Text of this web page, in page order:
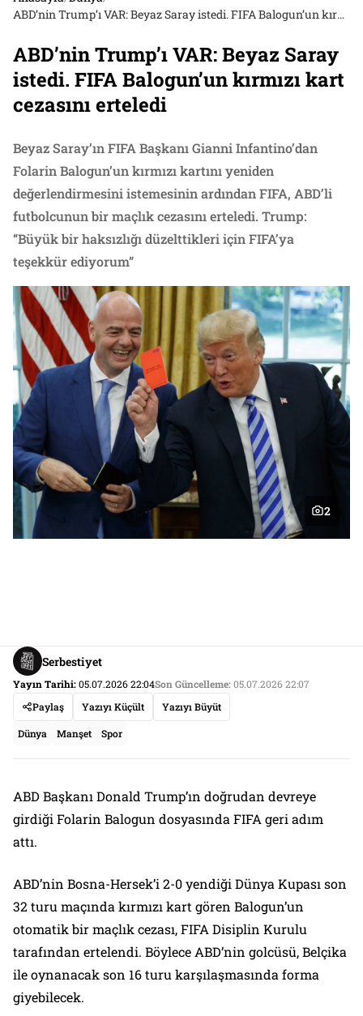
ABD’nin Trump’ı VAR: Beyaz Saray istedi. FIFA Balogun’un kırmızı kart cezasını erteledi
ABD’nin Trump’ı VAR: Beyaz Saray
istedi. FIFA Balogun’un kırmızı kart
cezasını erteledi
Beyaz Saray’ın FIFA Başkanı Gianni Infantino’dan
Folarin Balogun’un kırmızı kartını yeniden
değerlendirmesini istemesinin ardından FIFA, ABD’li
futbolcunun bir maçlık cezasını erteledi. Trump:
“Büyük bir haksızlığı düzelttikleri için FIFA’ya
teşekkür ediyorum”
2
Serbestiyet
Yayın Tarihi:05.07.2026 22:04Son Güncelleme:05.07.2026 22:07
Paylaş
Yazıyı Küçült Yazıyı Büyüt
Dünya Manşet Spor
ABD Başkanı Donald Trump’ın doğrudan devreye
girdiği Folarin Balogun dosyasında FIFA geri adım
attı.
ABD’nin Bosna-Hersek’i 2-0 yendiği Dünya Kupası son
32 turu maçında kırmızı kart gören Balogun’un
otomatik bir maçlık cezası, FIFA Disiplin Kurulu
tarafından ertelendi. Böylece ABD’nin golcüsü, Belçika
ile oynanacak son 16 turu karşılaşmasında forma
giyebilecek.